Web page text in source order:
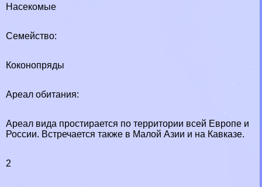
Насекомые
Семейство:
Коконопряды
Ареал обитания:
Ареал вида простирается по территории всей Европе и
России. Встречается также в Малой Азии и на Кавказе.
2